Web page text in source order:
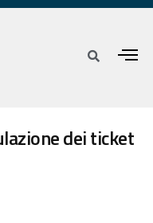
dei ticket